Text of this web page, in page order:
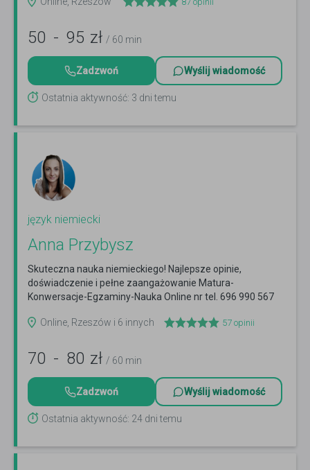
50 - 95 zł / 60 min
Zadzwoń Wyślij wiadomość
Ostatnia aktywność: 3 dni temu
język niemiecki
Anna Przybysz
Skuteczna nauka niemieckiego! Najlepsze opinie,
doświadczenie i pełne zaangażowanie Matura-
Konwersacje-Egzaminy-Nauka Online nr tel. 696 990 567
Online, Rzeszów i 6 innych
57 opinii
70 - 80 zł / 60 min
Zadzwoń Wyślij wiadomość
Ostatnia aktywność: 24 dni temu